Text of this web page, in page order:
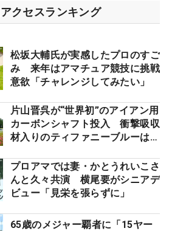
クセスランキング
松坂大輔氏が実感したプロのすご
み 来年はアマチュア競技に挑戦
意欲「チャレンジしてみたい」
片山晋呉が“世界初”のアイアン用
カーボンシャフト投入 衝撃吸収
材入りのティファニーブルーは
プロアマでは妻・かとうれいこさ
んと久々共演 横尾要がシニアデ
ビュー「見栄を張らずに」
65歳のメジャー覇者に「15ヤー